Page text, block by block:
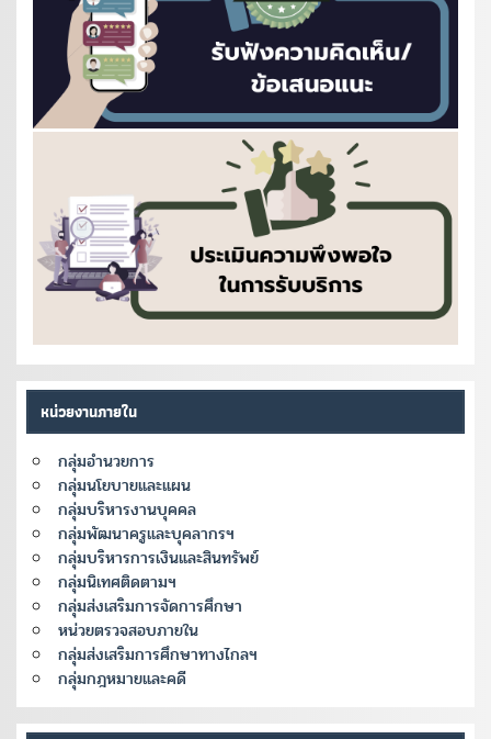
หน่วยงานภายใน
กลุ่มอำนวยการ
กลุ่มนโยบายและแผน
กลุ่มบริหารงานบุคคล
กลุ่มพัฒนาครูและบุคลากรฯ
กลุ่มบริหารการเงินและสินทรัพย์
กลุ่มนิเทศติดตามฯ
กลุ่มส่งเสริมการจัดการศึกษา
หน่วยตรวจสอบภายใน
กลุ่มส่งเสริมการศึกษาทางไกลฯ
กลุ่มกฎหมายและคดี